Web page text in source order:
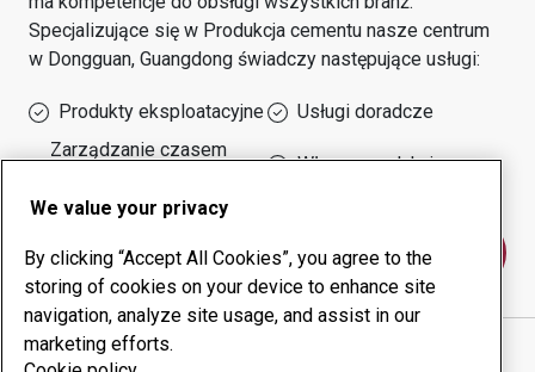
Specjalizujące się w Produkcja cementu nasze centrum
w Dongguan, Guangdong świadczy następujące usługi:
Produkty eksploatacyjne
Usługi doradcze
Zarządzanie czasem
Własna produkcja
Skontaktuj się z nami
DONGGUAN HONGMAOXIN MACHINERY
We value your privacy
By clicking “Accept All Cookies”, you agree to the
storing of cookies on your device to enhance site
navigation, analyze site usage, and assist in our
marketing efforts.